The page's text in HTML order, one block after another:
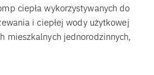
ciepła wykorzystywanych do
i ciepłej wody użytkowej
mieszkalnych jednorodzinnych,